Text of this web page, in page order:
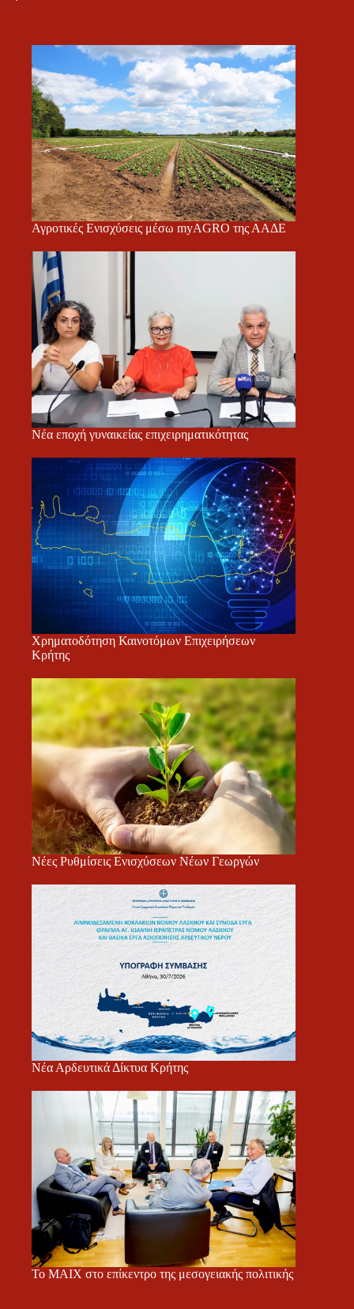
Αγροτικές Ενισχύσεις μέσω myAGRO της ΑΑΔΕ
Νέα εποχή γυναικείας επιχειρηματικότητας
Χρηματοδότηση Καινοτόμων Επιχειρήσεων
Κρήτης
Νέες Ρυθμίσεις Ενισχύσεων Νέων Γεωργών
Νέα Αρδευτικά Δίκτυα Κρήτης
Το ΜΑΙΧ στο επίκεντρο της μεσογειακής πολιτικής